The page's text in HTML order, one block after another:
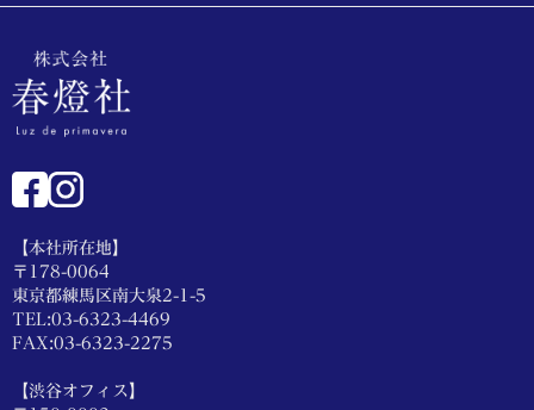
【本社所在地】
〒178-0064
東京都練馬区南大泉2-1-5
TEL:03-6323-4469
FAX:03-6323-2275
【渋谷オフィス】